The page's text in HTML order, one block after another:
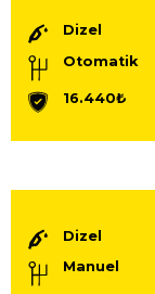
Dizel
Otomatik
16.440₺
Dizel
Manuel